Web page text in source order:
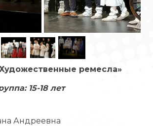
ремесла»
15-18 лет
Андреевна